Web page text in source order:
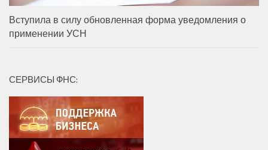
Вступила в силу обновленная форма уведомления о
применении УСН
СЕРВИСЫ ФНС: